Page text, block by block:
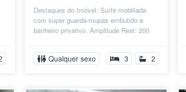
Destaques do Imóvel: Suíte mobiliada
com super guarda-roupas embutido e
banheiro privativo. Amplitude Real: 200
Qualquer sexo 3 2